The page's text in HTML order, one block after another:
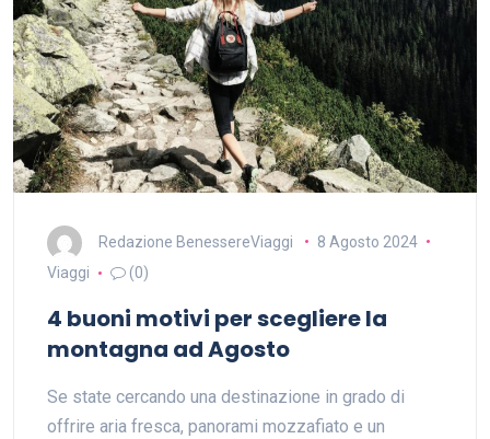
Redazione BenessereViaggi
8 Agosto 2024
Viaggi
(0)
4 buoni motivi per scegliere la
montagna ad Agosto
Se state cercando una destinazione in grado di
offrire aria fresca, panorami mozzafiato e un